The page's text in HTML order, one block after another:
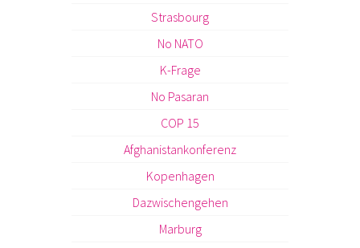
Strasbourg
No NATO
K-Frage
No Pasaran
COP 15
Afghanistankonferenz
Kopenhagen
Dazwischengehen
Marburg